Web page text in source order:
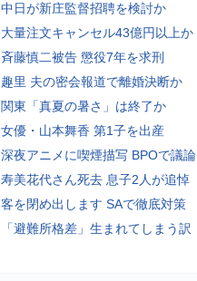
中日が新庄監督招聘を検討か
大量注文キャンセル43億円以上か
斉藤慎二被告 懲役7年を求刑
趣里 夫の密会報道で離婚決断か
関東「真夏の暑さ」は終了か
女優・山本舞香 第1子を出産
深夜アニメに喫煙描写 BPOで議論
寿美花代さん死去 息子2人が追悼
客を閉め出します SAで徹底対策
「避難所格差」生まれてしまう訳